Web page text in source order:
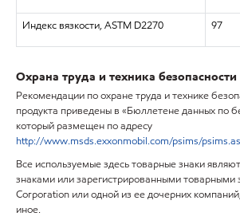
Индекс вязкости, ASTM D2270 97
Охрана труда и техника безопасности
Рекомендации по охране труда и технике
продукта приведены в «Бюллетене данных по
который размещен по адресу
http://www.msds.exxonmobil.com/psims/
Все используемые здесь товарные знаки
знаками или зарегистрированными товарными
Corporation или одной из ее дочерних
иное.